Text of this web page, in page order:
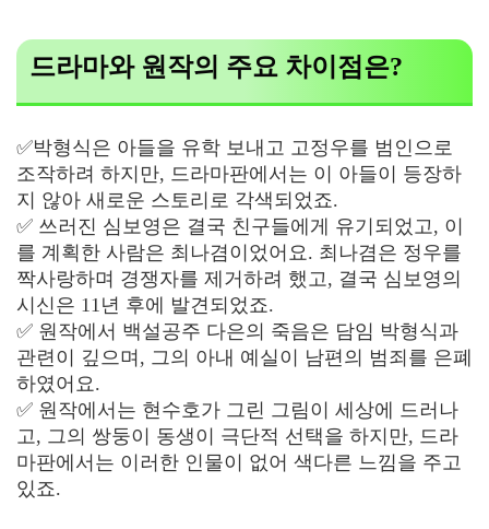
드라마와 원작의 주요 차이점은?
✅박형식은 아들을 유학 보내고 고정우를 범인으로
조작하려 하지만, 드라마판에서는 이 아들이 등장하
지 않아 새로운 스토리로 각색되었죠.
✅ 쓰러진 심보영은 결국 친구들에게 유기되었고, 이
를 계획한 사람은 최나겸이었어요. 최나겸은 정우를
짝사랑하며 경쟁자를 제거하려 했고, 결국 심보영의
시신은 11년 후에 발견되었죠.
✅ 원작에서 백설공주 다은의 죽음은 담임 박형식과
관련이 깊으며, 그의 아내 예실이 남편의 범죄를 은폐
하였어요.
✅ 원작에서는 현수호가 그린 그림이 세상에 드러나
고, 그의 쌍둥이 동생이 극단적 선택을 하지만, 드라
마판에서는 이러한 인물이 없어 색다른 느낌을 주고
있죠.